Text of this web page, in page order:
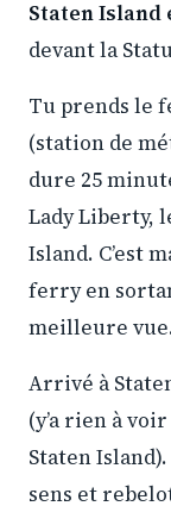
Staten Island
devant la
Tu prends le
(station de
dure 25
Lady Liberty,
Island. C’est
ferry en
meilleure
Arrivé à
(y’a rien à
Staten
sens et